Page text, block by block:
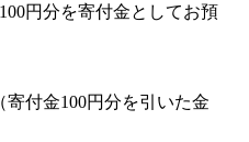
円分を寄付金としてお預
寄付金100円分を引いた金